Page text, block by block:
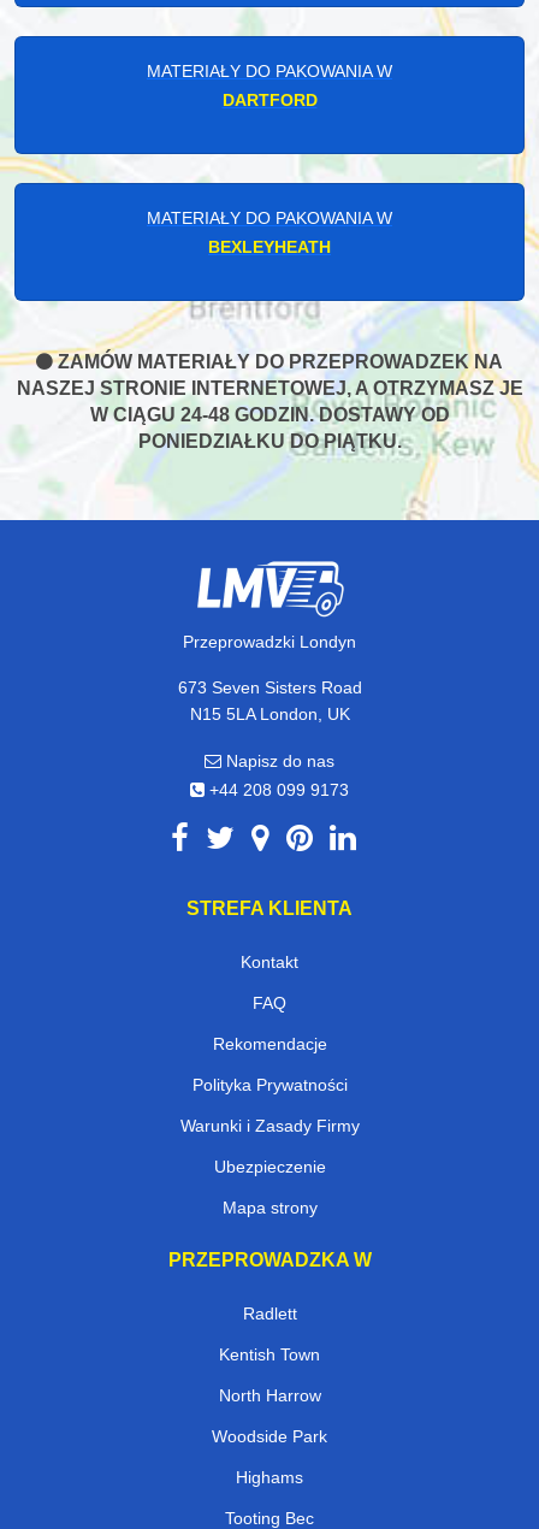
MATERIAŁY DO PAKOWANIA W
DARTFORD
MATERIAŁY DO PAKOWANIA W
BEXLEYHEATH
ZAMÓW MATERIAŁY DO PRZEPROWADZEK NA
NASZEJ STRONIE INTERNETOWEJ, A OTRZYMASZ JE
W CIĄGU 24-48 GODZIN. DOSTAWY OD
PONIEDZIAŁKU DO PIĄTKU.
Przeprowadzki Londyn
673 Seven Sisters Road
N15 5LA London, UK
Napisz do nas
+44 208 099 9173
STREFA KLIENTA
Kontakt
FAQ
Rekomendacje
Polityka Prywatności
Warunki i Zasady Firmy
Ubezpieczenie
Mapa strony
PRZEPROWADZKA W
Radlett
Kentish Town
North Harrow
Woodside Park
Highams
Tooting Bec